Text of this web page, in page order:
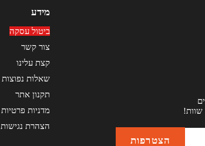
מידע
ביטול עסקה
צור קשר
קצת עלינו
שאלות נפוצות
תקנון אתר
מדניות פרטיות
הצהרת נגישות